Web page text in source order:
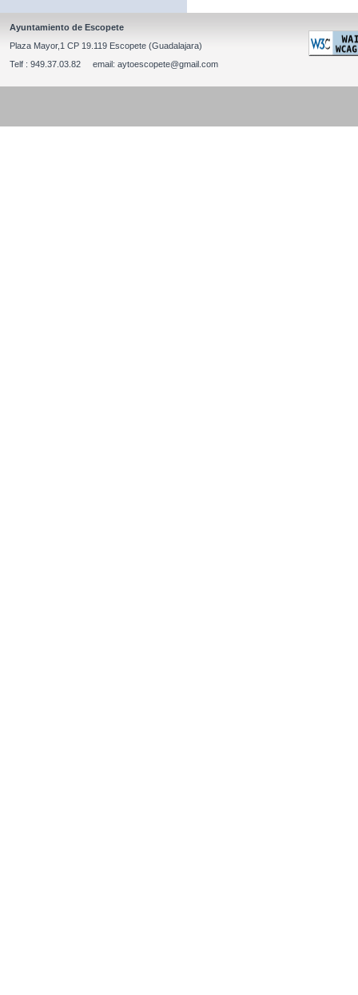
Ayuntamiento de Escopete
Plaza Mayor,1 CP 19.119 Escopete (Guadalajara)
Telf : 949.37.03.82 email: aytoescopete@gmail.com